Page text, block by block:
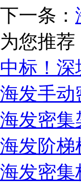
下一条：
为您推荐
中标！
海发手动
海发密集
海发阶梯
海发密集